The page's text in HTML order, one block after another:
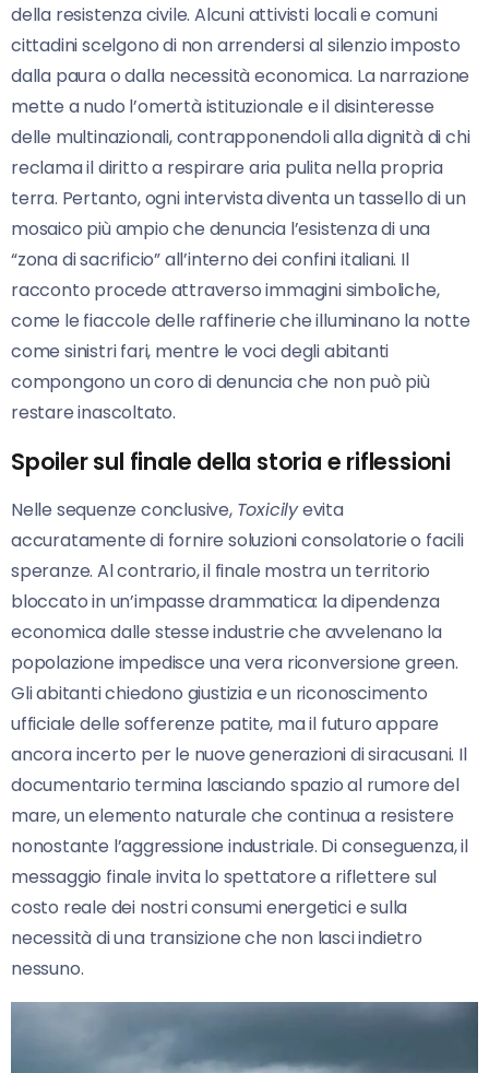
della resistenza civile. Alcuni attivisti locali e comuni
cittadini scelgono di non arrendersi al silenzio imposto
dalla paura o dalla necessità economica. La narrazione
mette a nudo l’omertà istituzionale e il disinteresse
delle multinazionali, contrapponendoli alla dignità di chi
reclama il diritto a respirare aria pulita nella propria
terra. Pertanto, ogni intervista diventa un tassello di un
mosaico più ampio che denuncia l’esistenza di una
“zona di sacrificio” all’interno dei confini italiani. Il
racconto procede attraverso immagini simboliche,
come le fiaccole delle raffinerie che illuminano la notte
come sinistri fari, mentre le voci degli abitanti
compongono un coro di denuncia che non può più
restare inascoltato.
Spoiler sul finale della storia e riflessioni
Nelle sequenze conclusive, Toxicilyevita
accuratamente di fornire soluzioni consolatorie o facili
speranze. Al contrario, il finale mostra un territorio
bloccato in un’impasse drammatica: la dipendenza
economica dalle stesse industrie che avvelenano la
popolazione impedisce una vera riconversione green.
Gli abitanti chiedono giustizia e un riconoscimento
ufficiale delle sofferenze patite, ma il futuro appare
ancora incerto per le nuove generazioni di siracusani. Il
documentario termina lasciando spazio al rumore del
mare, un elemento naturale che continua a resistere
nonostante l’aggressione industriale. Di conseguenza, il
messaggio finale invita lo spettatore a riflettere sul
costo reale dei nostri consumi energetici e sulla
necessità di una transizione che non lasci indietro
nessuno.